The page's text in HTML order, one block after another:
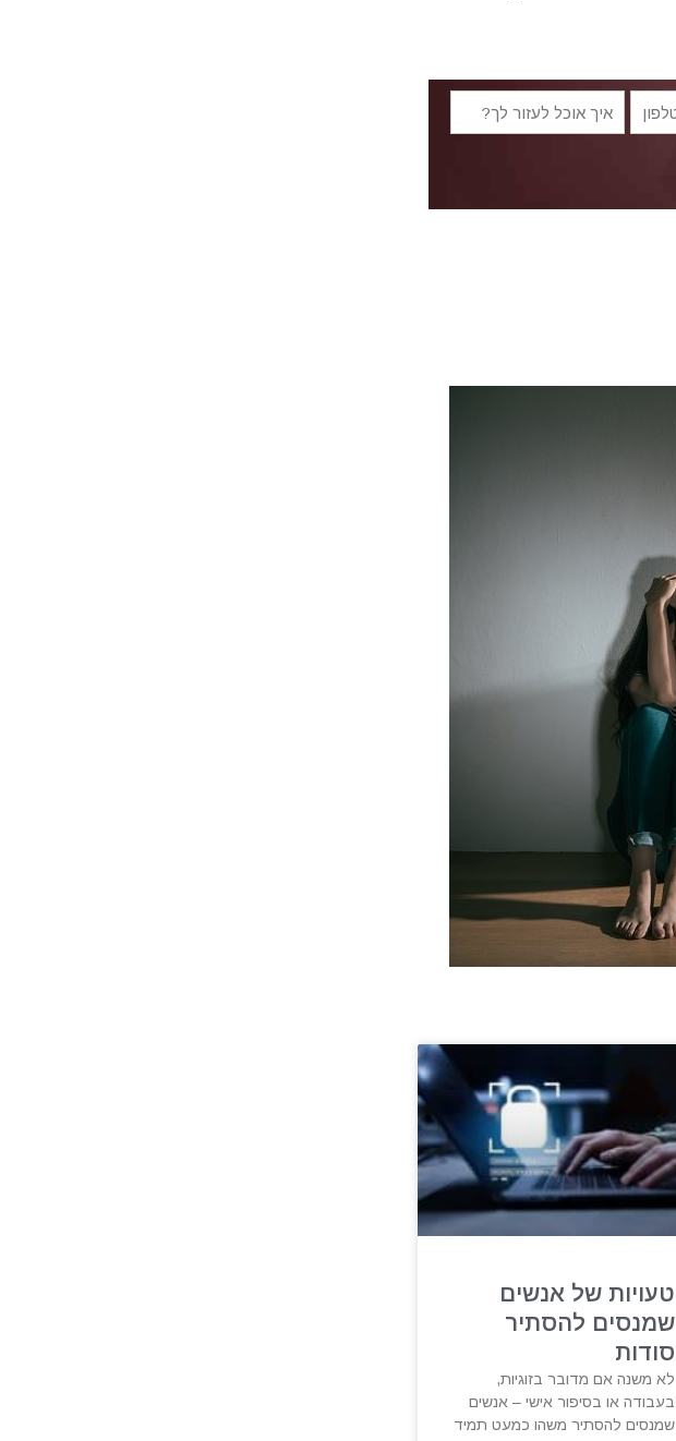
טעויות של אנשים
שמנסים להסתיר
סודות
לא משנה אם מדובר בזוגיות,
בעבודה או בסיפור אישי – אנשים
שמנסים להסתיר משהו כמעט תמיד